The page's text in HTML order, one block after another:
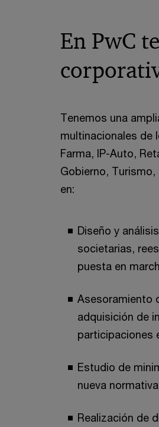
En PwC
Tenemos una
multinacionales de
Farma, IP-Auto,
Gobierno,
en:
Diseño y
societarias,
puesta en
Asesoramiento
adquisición de
participaciones
Estudio de
nueva
Realización de